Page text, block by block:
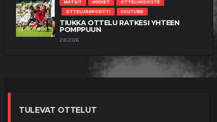
MATSIT MIEHET
OTTELUKOOSTE
OTTELURAPORTTI
YOUTUBE
TIUKKA OTTELU RATKESI YHTEEN
POMPPUUN
2.8.2026
TULEVAT OTTELUT